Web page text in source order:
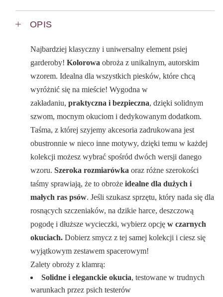
OPIS
Najbardziej klasyczny i uniwersalny element psiej
garderoby!Kolorowa obroża z unikalnym, autorskim
wzorem. Idealna dla wszystkich piesków, które chcą
wyróżnić się na mieście! Wygodna w
zakładaniu,praktyczna i bezpieczna, dzięki solidnym
szwom, mocnym okuciom i dedykowanym dodatkom.
Taśma, z której szyjemy akcesoria zadrukowana jest
obustronnie w nieco inne motywy, dzięki temu w każdej
kolekcji możesz wybrać spośród dwóch wersji danego
wzoru.Szeroka rozmiarówka oraz różne szerokości
taśmy sprawiają, że to obroże idealne dla dużych i
małych ras psów. Jeśli szukasz sprzętu, który nada się dla
rosnących szczeniaków, na dzikie harce, deszczową
pogodę i dłuższe wycieczki, wybierz opcjęw czarnych
okuciach.Dobierz smycz z tej samej kolekcji i ciesz się
wyjątkowym zestawem spacerowym!
Zalety obroży z klamrą:
Solidne i eleganckie okucia, testowane w trudnych
warunkach przez psich testerów